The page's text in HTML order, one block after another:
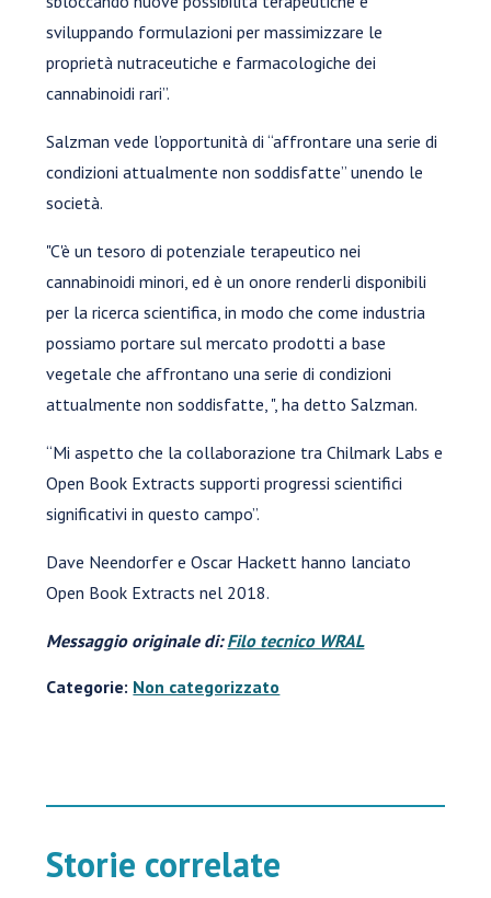
sviluppando formulazioni per massimizzare le
proprietà nutraceutiche e farmacologiche dei
cannabinoidi rari”.
Salzman vede l’opportunità di “affrontare una serie di
condizioni attualmente non soddisfatte” unendo le
società.
"C'è un tesoro di potenziale terapeutico nei
cannabinoidi minori, ed è un onore renderli disponibili
per la ricerca scientifica, in modo che come industria
possiamo portare sul mercato prodotti a base
vegetale che affrontano una serie di condizioni
attualmente non soddisfatte, ", ha detto Salzman.
“Mi aspetto che la collaborazione tra Chilmark Labs e
Open Book Extracts supporti progressi scientifici
significativi in questo campo”.
Dave Neendorfer e Oscar Hackett hanno lanciato
Open Book Extracts nel 2018.
Messaggio originale di:Filo tecnico WRAL
Categorie: Non categorizzato
Storie correlate